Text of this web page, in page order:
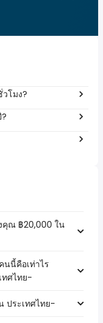
โมง?
คุณ ฿20,000 ใน
นนี้คือเท่าไร
ทศไทย-
ประเทศไทย-